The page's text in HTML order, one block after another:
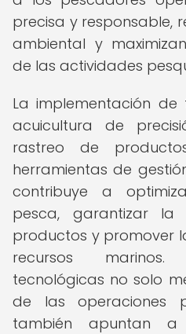
precisa y responsable,
ambiental y
de las actividades
La implementación
acuicultura de
rastreo de
herramientas de
contribuye a
pesca, garantizar
productos y promover
recursos marinos.
tecnológicas no solo
de las operaciones
también apuntan